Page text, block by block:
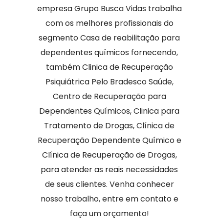
empresa Grupo Busca Vidas trabalha
com os melhores profissionais do
segmento Casa de reabilitação para
dependentes químicos fornecendo,
também Clinica de Recuperação
Psiquiátrica Pelo Bradesco Saúde,
Centro de Recuperação para
Dependentes Químicos, Clinica para
Tratamento de Drogas, Clínica de
Recuperação Dependente Químico e
Clínica de Recuperação de Drogas,
para atender as reais necessidades
de seus clientes. Venha conhecer
nosso trabalho, entre em contato e
faça um orçamento!